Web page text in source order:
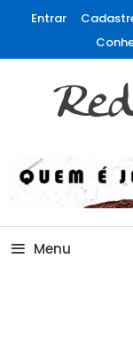
Entrar
Rede
Menu